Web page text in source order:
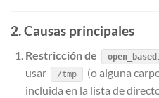
2. Causas principales
Restricción de
usar
/tmp
(o alguna
incluida en la lista de